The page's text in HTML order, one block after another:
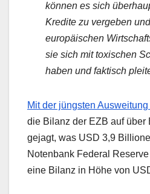
können es sich
Kredite zu vergeben
europäischen
sie sich mit toxischen
haben und faktisch
Mit der jüngsten
die Bilanz der EZB auf über
gejagt, was USD 3,9
Notenbank Federal
eine Bilanz in Höhe von